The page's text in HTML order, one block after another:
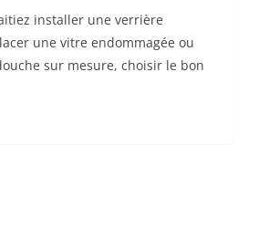
installer une verrière
une vitre endommagée ou
sur mesure, choisir le bon